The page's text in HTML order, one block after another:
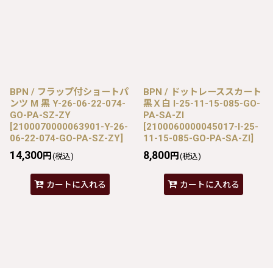
BPN / フラップ付ショートパ
ンツ M 黒 Y-26-06-22-074-
GO-PA-SZ-ZY
[2100070000063901-Y-26-
06-22-074-GO-PA-SZ-ZY]
14,300円 (税込)
カートに入れる
BPN / ドットレーススカート
黒Ｘ白 I-25-11-15-085-GO-
PA-SA-ZI
[2100060000045017-I-25-
11-15-085-GO-PA-SA-ZI]
8,800円 (税込)
カートに入れる